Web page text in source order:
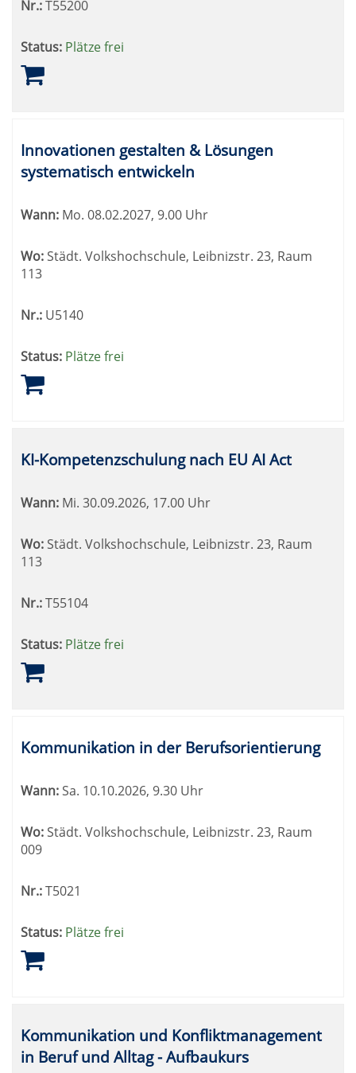
Nr.:T55200
Status: Plätze frei
Innovationen gestalten & Lösungen
systematisch entwickeln
Wann: Mo. 08.02.2027, 9.00 Uhr
Wo:Städt. Volkshochschule, Leibnizstr. 23, Raum
113
Nr.: U5140
Status: Plätze frei
KI-Kompetenzschulung nach EU AI Act
Wann: Mi. 30.09.2026, 17.00 Uhr
Wo: Städt. Volkshochschule, Leibnizstr. 23, Raum
113
Nr.:T55104
Status: Plätze frei
Kommunikation in der Berufsorientierung
Wann:Sa. 10.10.2026, 9.30 Uhr
Wo:Städt. Volkshochschule, Leibnizstr. 23, Raum
009
Nr.:T5021
Status: Plätze frei
Kommunikation und Konfliktmanagement
in Beruf und Alltag - Aufbaukurs